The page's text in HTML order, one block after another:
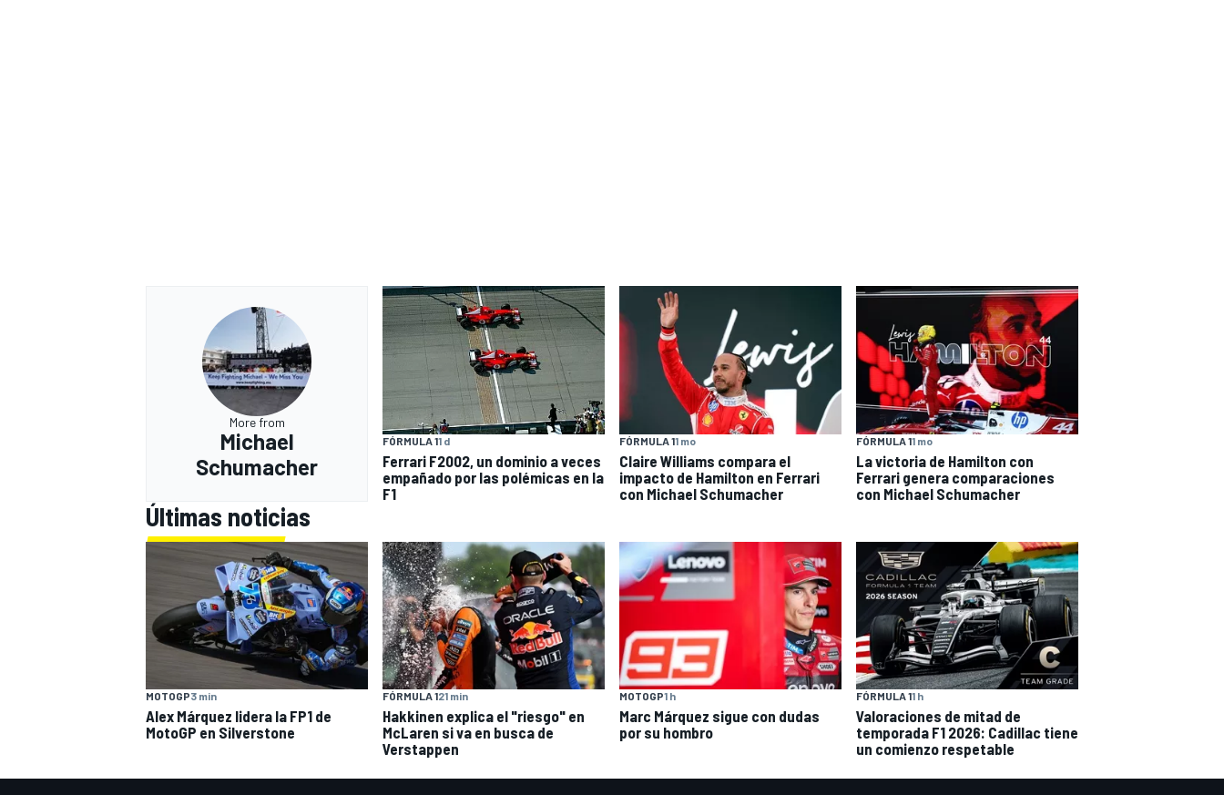
More from
Michael
Schumacher
FÓRMULA 11 d
Ferrari F2002, un dominio a veces
empañado por las polémicas en la
F1
FÓRMULA 11 mo
Claire Williams compara el
impacto de Hamilton en Ferrari
con Michael Schumacher
FÓRMULA 11 mo
La victoria de Hamilton con
Ferrari genera comparaciones
con Michael Schumacher
Últimas noticias
MOTOGP3 min
Alex Márquez lidera la FP1 de
MotoGP en Silverstone
FÓRMULA 121 min
Hakkinen explica el "riesgo" en
McLaren si va en busca de
Verstappen
MOTOGP1 h
Marc Márquez sigue con dudas
por su hombro
FÓRMULA 11 h
Valoraciones de mitad de
temporada F1 2026: Cadillac tiene
un comienzo respetable